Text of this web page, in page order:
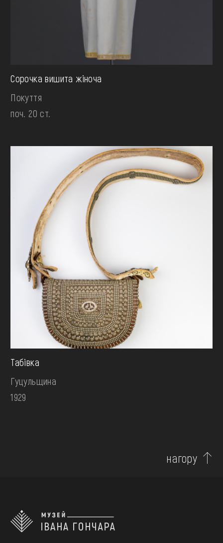
Сорочка вишита жіноча
Покуття
поч. 20 ст.
Табівка
Гуцульщина
1929
нагору